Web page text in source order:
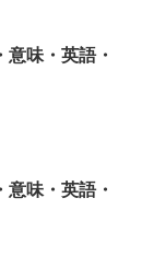
味・英語・
味・英語・